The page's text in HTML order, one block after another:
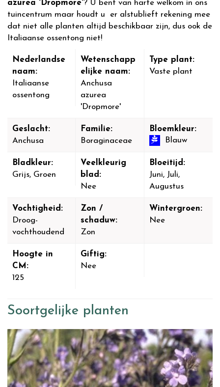
azurea 'Dropmore'? U bent van harte welkom in ons
tuincentrum maar houdt u er alstublieft rekening mee
dat niet alle planten altijd beschikbaar zijn, dus ook de
Italiaanse ossentong niet!
Nederlandse
naam:
Italiaanse
ossentong
Wetenschapp
elijke naam:
Anchusa
azurea
'Dropmore'
Type plant:
Vaste plant
Geslacht:
Anchusa
Familie:
Boraginaceae
Bloemkleur:
Blauw
Bladkleur:
Grijs, Groen
Veelkleurig
blad:
Nee
Bloeitijd:
Juni, Juli,
Augustus
Vochtigheid:
Droog-
vochthoudend
Zon /
schaduw:
Zon
Wintergroen:
Nee
Hoogte in
CM:
125
Giftig:
Nee
Soortgelijke planten